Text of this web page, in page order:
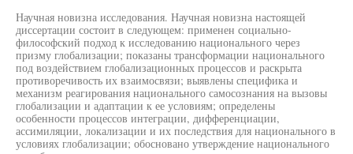
Научная новизна исследования. Научная новизна настоящей
диссертации состоит в следующем: применен социально-
философский подход к исследованию национального через
призму глобализации; показаны трансформации национального
под воздействием глобализационных процессов и раскрыта
противоречивость их взаимосвязи; выявлены специфика и
механизм реагирования национального самосознания на вызовы
глобализации и адаптации к ее условиям; определены
особенности процессов интеграции, дифференциации,
ассимиляции, локализации и их последствия для национального в
условиях глобализации; обосновано утверждение национального